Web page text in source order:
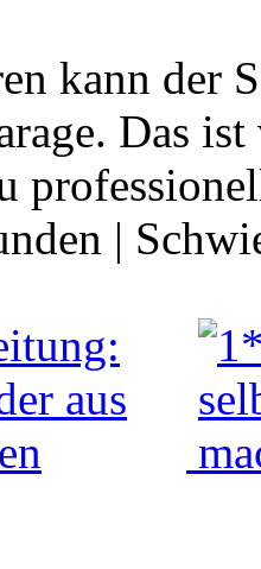
kann der
Das
|